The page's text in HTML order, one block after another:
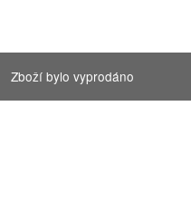
Zboží bylo vyprodáno